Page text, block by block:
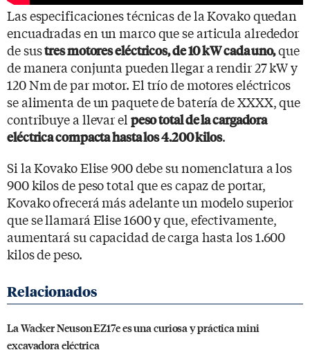
Las especificaciones técnicas de la Kovako quedan
encuadradas en un marco que se articula alrededor
de sustres motores eléctricos, de 10 kW cada uno,que
de manera conjunta pueden llegar a rendir 27 kW y
120 Nm de par motor. El trío de motores eléctricos
se alimenta de un paquete de batería de XXXX, que
contribuye a llevar el peso total de la cargadora
eléctrica compacta hasta los 4.200 kilos.
Si la Kovako Elise 900 debe su nomenclatura a los
900 kilos de peso total que es capaz de portar,
Kovako ofrecerá más adelante un modelo superior
que se llamará Elise 1600 y que, efectivamente,
aumentará su capacidad de carga hasta los 1.600
kilos de peso.
La Wacker Neuson EZ17e es una curiosa y práctica mini
excavadora eléctrica